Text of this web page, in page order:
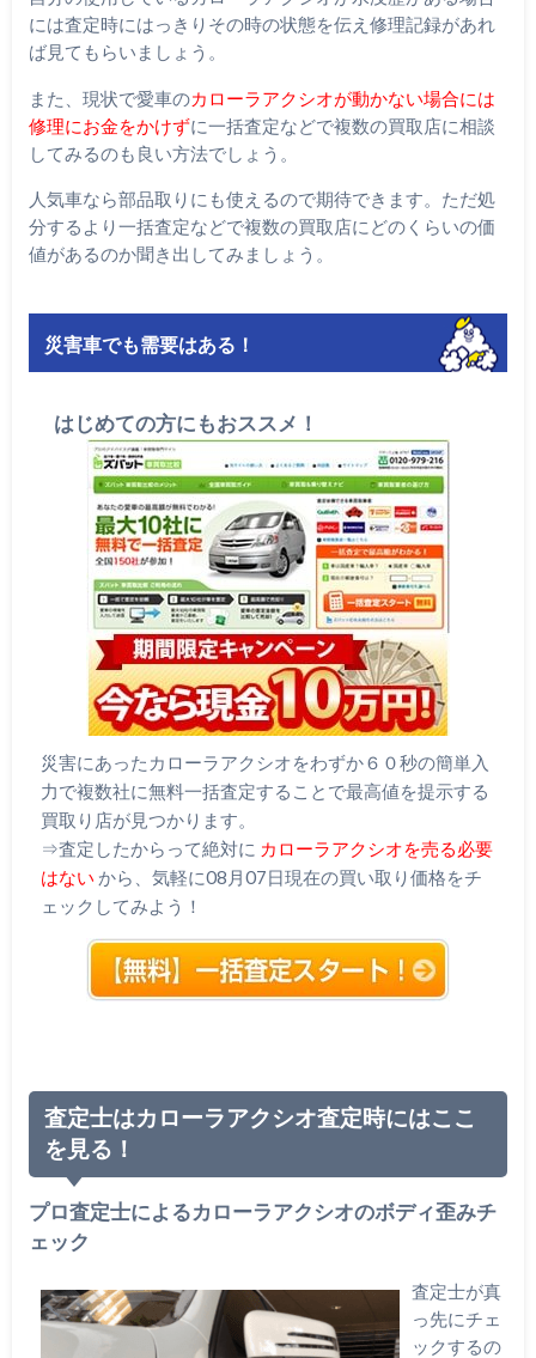
には査定時にはっきりその時の状態を伝え修理記録があれ
ば見てもらいましょう。
また、現状で愛車のカローラアクシオが動かない場合には
修理にお金をかけずに一括査定などで複数の買取店に相談
してみるのも良い方法でしょう。
人気車なら部品取りにも使えるので期待できます。ただ処
分するより一括査定などで複数の買取店にどのくらいの価
値があるのか聞き出してみましょう。
災害車でも需要はある！
はじめての方にもおススメ！
災害にあったカローラアクシオをわずか６０秒の簡単入
力で複数社に無料一括査定することで最高値を提示する
買取り店が見つかります。
⇒査定したからって絶対に カローラアクシオを売る必要
はない から、気軽に08月07日現在の買い取り価格をチ
ェックしてみよう！
査定士はカローラアクシオ査定時にはここ
を見る！
プロ査定士によるカローラアクシオのボディ歪みチ
ェック
査定士が真
っ先にチェ
ックするの